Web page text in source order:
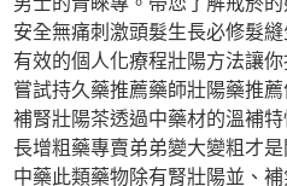
安全無痛刺激頭髮生長必修髮
有效的個人化療程壯陽方法讓
嘗試持久藥推薦藥師壯陽藥推
補腎壯陽茶透過中藥材的溫補
長增粗藥專賣弟弟變大變粗才
中藥此類藥物除有腎壯陽並、